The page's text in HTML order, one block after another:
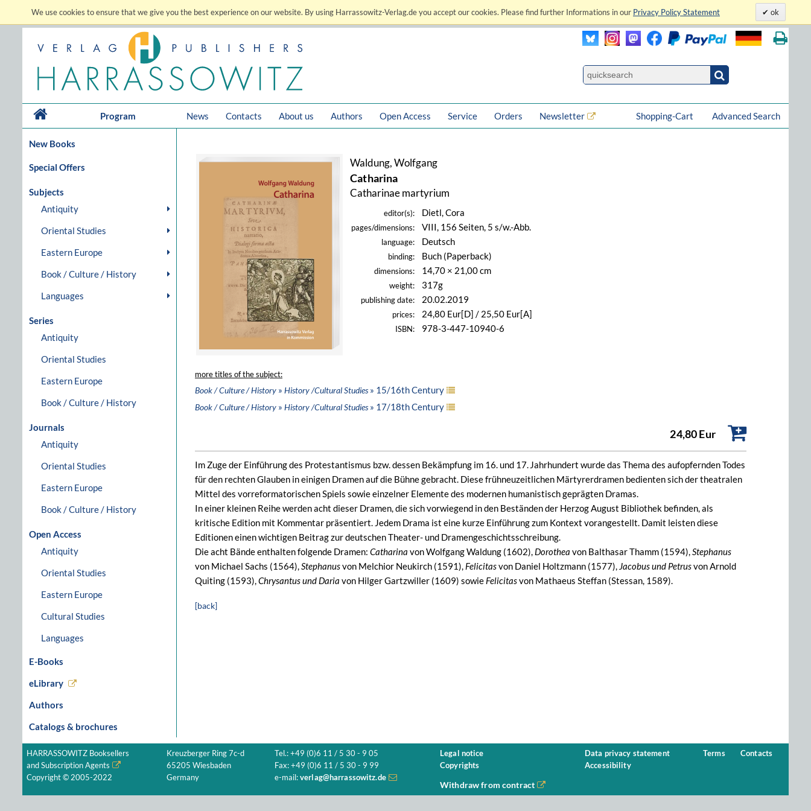
We use cookies to ensure that we give you the best experience on our website. By using Harrassowitz-Verlag.de you accept our cookies. Please find further Informations in our Privacy Policy Statement ok
Program News Contacts About us Authors Open Access Service Orders Newsletter Advanced Search
Shopping-Cart
New Books
Special Offers
Subjects
Antiquity
Oriental Studies
Eastern Europe
Book / Culture / History
Languages
Series
Antiquity
Oriental Studies
Eastern Europe
Book / Culture / History
Journals
Antiquity
Oriental Studies
Eastern Europe
Book / Culture / History
Open Access
Antiquity
Oriental Studies
Eastern Europe
Cultural Studies
Languages
E-Books
eLibrary
Authors
Catalogs & brochures
Waldung, Wolfgang
Catharina
Catharinae martyrium
editor(s): Dietl, Cora
pages/dimensions: VIII, 156 Seiten, 5 s/w.-Abb.
language: Deutsch
binding: Buch (Paperback)
dimensions: 14,70 × 21,00 cm
weight: 317g
publishing date: 20.02.2019
prices: 24,80 Eur[D] / 25,50 Eur[A]
ISBN: 978-3-447-10940-6
more titles of the subject:
Book / Culture / History » History /Cultural Studies» 15/16th Century
Book / Culture / History » History /Cultural Studies» 17/18th Century
24,80 Eur
Im Zuge der Einführung des Protestantismus bzw. dessen Bekämpfung im 16. und 17. Jahrhundert wurde das Thema des aufopfernden Todes
für den rechten Glauben in einigen Dramen auf die Bühne gebracht. Diese frühneuzeitlichen Märtyrerdramen bedienten sich der theatralen
Mittel des vor­reformatorischen Spiels sowie einzelner Elemente des modernen humanistisch geprägten Dramas.
In einer kleinen Reihe werden acht dieser Dramen, die sich vorwiegend in den Beständen der Herzog August Bibliothek befinden, als
kritische Edition mit Kommentar präsentiert. Jedem Drama ist eine kurze Einführung zum Kontext vorangestellt. Damit leisten diese
Editionen einen wichtigen Beitrag zur deutschen Theater- und Dramengeschichtsschreibung.
Die acht Bände enthalten folgende Dramen: Catharina von Wolfgang Waldung (1602), Dorothea von Balthasar Thamm (1594),Stephanus
von Michael Sachs (1564),Stephanusvon Melchior Neukirch (1591), Felicitasvon Daniel Holtzmann (1577), Jacobus und Petrusvon Arnold
Quiting (1593),Chrysantus und Daria von Hilger Gartzwiller (1609) sowie Felicitasvon Mathaeus Steffan (Stessan, 1589).
[back]
HARRASSOWITZ Booksellers
and Subscription Agents
Copyright © 2005-2022
Kreuzberger Ring 7c-d
65205 Wiesbaden
Germany
Tel.: +49 (0)6 11 / 5 30 - 9 05
Fax: +49 (0)6 11 / 5 30 - 9 99
e-mail: verlag@harrassowitz.de
Legal notice
Copyrights
Data privacy statement
Accessibility
Terms Contacts
Withdraw from contract